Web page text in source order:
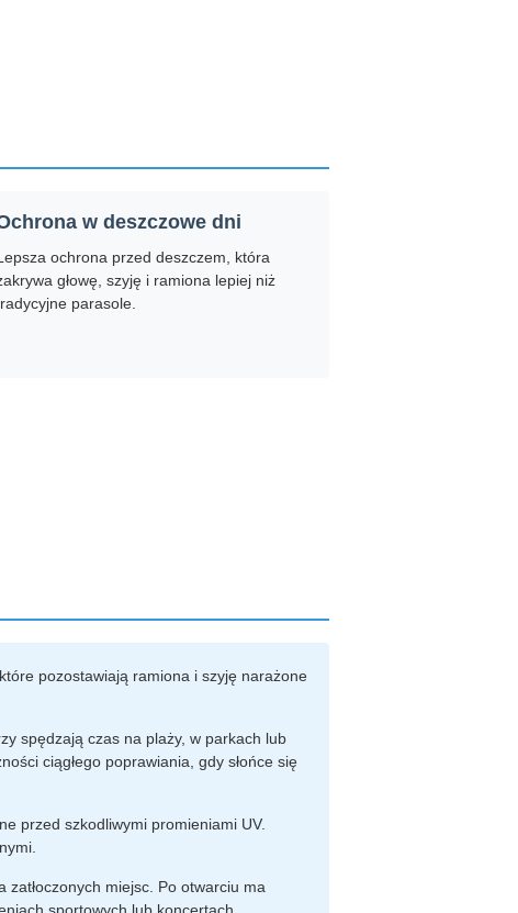
w deszczowe dni
ochrona przed deszczem, która
głowę, szyję i ramiona lepiej niż
parasole.
pozostawiają ramiona i szyję narażone
spędzają czas na plaży, w parkach lub
ciągłego poprawiania, gdy słońce się
przed szkodliwymi promieniami UV.
miejsc. Po otwarciu ma